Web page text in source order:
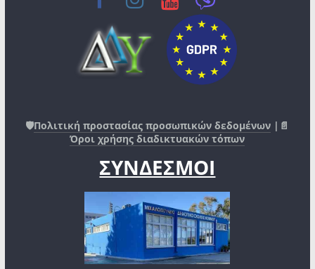
🛡️Πολιτική προστασίας προσωπικών δεδομένων |📄
Όροι χρήσης διαδικτυακών τόπων
ΣΥΝΔΕΣΜΟΙ